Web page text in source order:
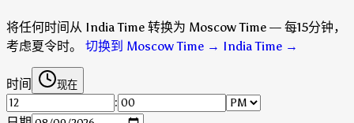
将任何时间从 India Time 转换为 Moscow Time — 每15分钟，
考虑夏令时。
切换到 Moscow Time → India Time →
时间 现在
: